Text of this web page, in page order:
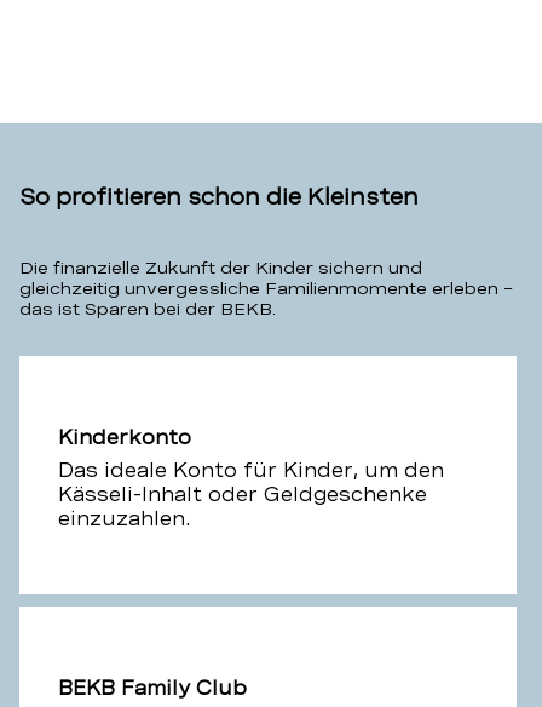
So profitieren schon die Kleinsten
Die finanzielle Zukunft der Kinder sichern und
gleichzeitig unvergessliche Familienmomente erleben –
das ist Sparen bei der BEKB.
Kinderkonto
Das ideale Konto für Kinder, um den
Kässeli-Inhalt oder Geldgeschenke
einzuzahlen.
BEKB Family Club